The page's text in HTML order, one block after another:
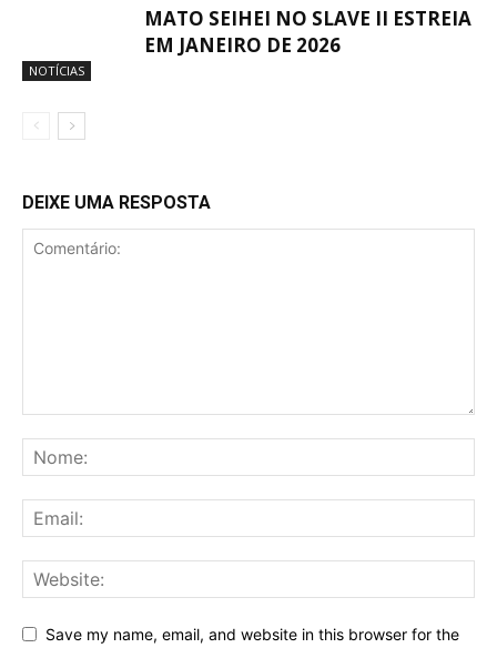
NOTÍCIAS
MATO SEIHEI NO SLAVE II ESTREIA
EM JANEIRO DE 2026
DEIXE UMA RESPOSTA
Save my name, email, and website in this browser for the